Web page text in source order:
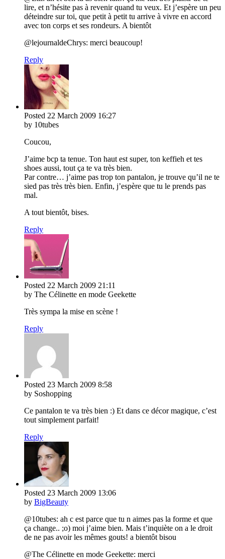
lire, et n’hésite pas à revenir quand tu veux. Et j’espère un peu
déteindre sur toi, que petit à petit tu arrive à vivre en accord
avec ton corps et ses rondeurs. A bientôt
@lejournaldeChrys: merci beaucoup!
Reply
Posted 22 March 2009 16:27
by 10tubes
Coucou,
J’aime bcp ta tenue. Ton haut est super, ton keffieh et tes
shoes aussi, tout ça te va très bien.
Par contre… j’aime pas trop ton pantalon, je trouve qu’il ne te
sied pas très très bien. Enfin, j’espère que tu le prends pas
mal.
A tout bientôt, bises.
Reply
Posted 22 March 2009 21:11
by The Célinette en mode Geekette
Très sympa la mise en scène !
Reply
Posted 23 March 2009 8:58
by Soshopping
Ce pantalon te va très bien :) Et dans ce décor magique, c’est
tout simplement parfait!
Reply
Posted 23 March 2009 13:06
by BigBeauty
@10tubes: ah c est parce que tu n aimes pas la forme et que
ça change.. ;o) moi j’aime bien. Mais t’inquiète on a le droit
de ne pas avoir les mêmes gouts! a bientôt bisou
@The Célinette en mode Geekette: merci